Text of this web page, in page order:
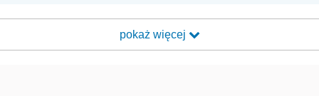
pokaż więcej